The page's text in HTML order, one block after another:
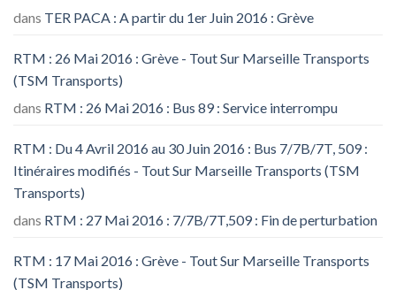
dans TER PACA : A partir du 1er Juin 2016 : Grève
RTM : 26 Mai 2016 : Grève - Tout Sur Marseille Transports
(TSM Transports)
dans RTM : 26 Mai 2016 : Bus 89 : Service interrompu
RTM : Du 4 Avril 2016 au 30 Juin 2016 : Bus 7/7B/7T, 509 :
Itinéraires modifiés - Tout Sur Marseille Transports (TSM
Transports)
dans RTM : 27 Mai 2016 : 7/7B/7T,509 : Fin de perturbation
RTM : 17 Mai 2016 : Grève - Tout Sur Marseille Transports
(TSM Transports)